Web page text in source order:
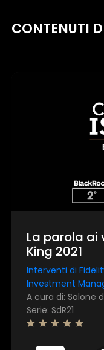
CONTENUTI
La parola ai
King 2021
Interventi di
Investment
A cura di: Salone
Serie: SdR21